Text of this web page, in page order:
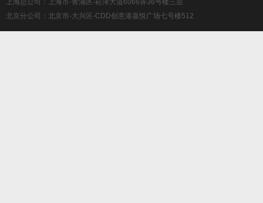
上海总公司：上海市-青浦区-崧泽大道6066弄36号楼三层
北京分公司：北京市-大兴区-CDD创意港嘉悦广场七号楼512